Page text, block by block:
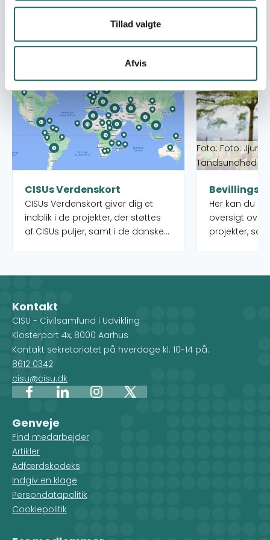
Tillad valgte
Afvis
Se også
CISUs Verdenskort
CISUs Verdenskort giver dig et
indblik i de projekter, der støttes
af CISUs puljer, samt i de danske
Når du vælger et land på kortet,
forskellige projekter, men du ser
også, hvilke CISU-
medlemsorganisationer, der
arbejder i det pågældende land.
Læs mere om CISUs Verdenskort
Foto: Foto:
Tandsundhed
Her kan du
oversigt over
projekter,
kan desuden
Kontakt
CISU - Civilsamfund i Udvikling
Klosterport 4x, 8000 Aarhus
Kontakt sekretariatet på hverdage kl. 10-14 på:
8612 0342
cisu@cisu.dk
FacebookLinkedInInstagram
X
Genveje
Find medarbejder
Artikler
Adfærdskodeks
Indgiv en klage
Persondatapolitik
Cookiepolitik